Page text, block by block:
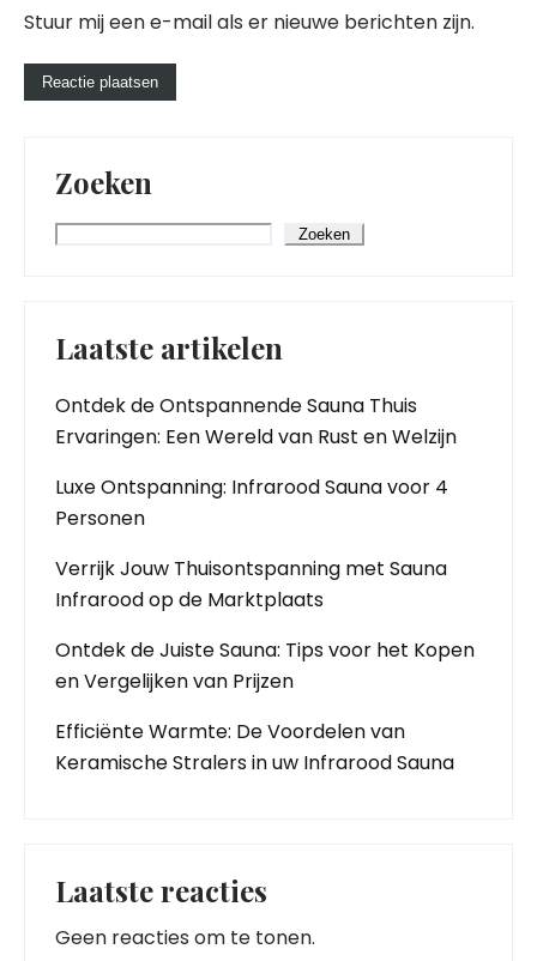
Stuur mij een e-mail als er nieuwe berichten zijn.
Zoeken
Zoeken
Laatste artikelen
Ontdek de Ontspannende Sauna Thuis
Ervaringen: Een Wereld van Rust en Welzijn
Luxe Ontspanning: Infrarood Sauna voor 4
Personen
Verrijk Jouw Thuisontspanning met Sauna
Infrarood op de Marktplaats
Ontdek de Juiste Sauna: Tips voor het Kopen
en Vergelijken van Prijzen
Efficiënte Warmte: De Voordelen van
Keramische Stralers in uw Infrarood Sauna
Laatste reacties
Geen reacties om te tonen.